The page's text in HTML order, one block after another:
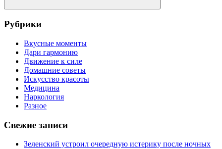
Поиск
Рубрики
Вкусные моменты
Дари гармонию
Движение к силе
Домашние советы
Искусство красоты
Медицина
Наркология
Разное
Свежие записи
Зеленский устроил очередную истерику после ночных